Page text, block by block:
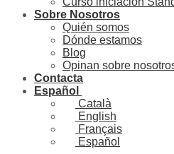
Sobre Nosotros
Quién somos
Dónde estamos
Blog
Opinan sobre
Contacta
Español
Català
English
Français
Español